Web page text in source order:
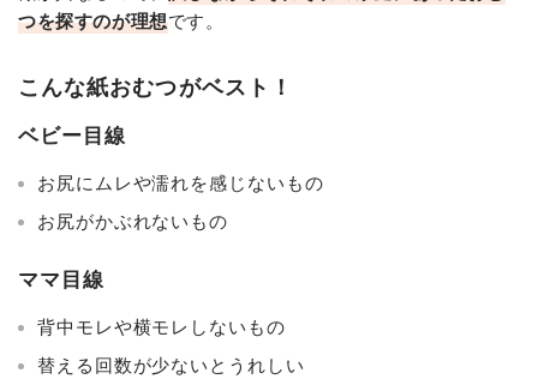
つを探すのが理想です。
こんな紙おむつがベスト！
ベビー目線
お尻にムレや濡れを感じないもの
お尻がかぶれないもの
ママ目線
背中モレや横モレしないもの
替える回数が少ないとうれしい